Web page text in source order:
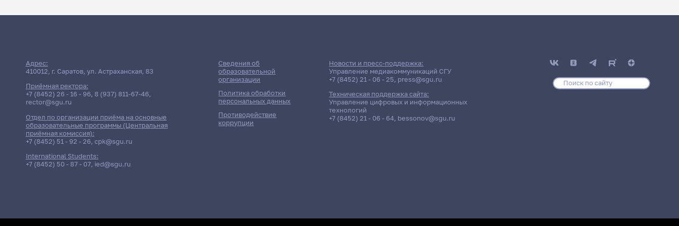
Адрес:
410012, г. Саратов, ул. Астраханская, 83
Приёмная ректора:
+7 (8452) 26 - 16 - 96, 8 (937) 811-67-46,
rector@sgu.ru
Отдел по организации приёма на основные
образовательные программы (Центральная
приёмная комиссия):
+7 (8452) 51 - 92 - 26, cpk@sgu.ru
International Students:
+7 (8452) 50 - 87 - 07, ied@sgu.ru
Сведения об
образовательной
организации
Политика обработки
персональных данных
Противодействие
коррупции
Новости и пресс-поддержка:
Управление медиакоммуникаций СГУ
+7 (8452) 21 - 06 - 25, press@sgu.ru
Техническая поддержка сайта:
Управление цифровых и информационных
технологий
+7 (8452) 21 - 06 - 64, bessonov@sgu.ru